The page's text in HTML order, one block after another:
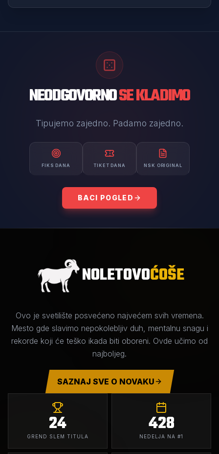
NEODGOVORNOSE KLADIMO
Tipujemo zajedno. Padamo zajedno.
FIKS DANA TIKET DANA NSK ORIGINAL
BACI POGLED
NOLETOVOĆOŠE
Ovo je svetilište posvećeno najvećem svih vremena.
Mesto gde slavimo nepokolebljiv duh, mentalnu snagu i
rekorde koji će teško ikada biti oboreni. Ovde učimo od
najboljeg.
SAZNAJ SVE O NOVAKU
24
GREND SLEM TITULA 428
NEDELJA NA #1